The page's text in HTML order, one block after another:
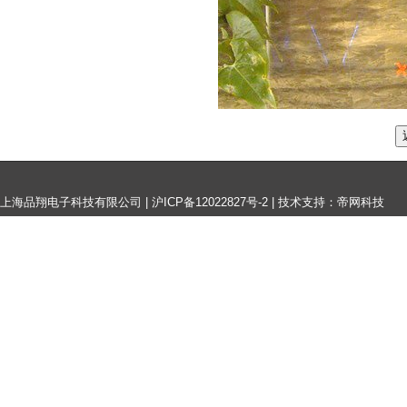
上海品翔电子科技有限公司 | 沪ICP备12022827号-2 技术支持：帝网科技